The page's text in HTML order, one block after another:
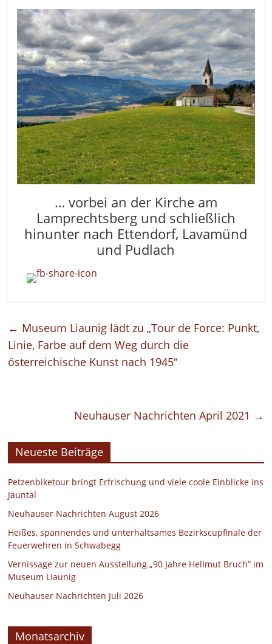
… vorbei an der Kirche am
Lamprechtsberg und schließlich
hinunter nach Ettendorf, Lavamünd
und Pudlach
← Museum Liaunig lädt zu „Tour de Force: Punkt,
Linie, Farbe auf dem Weg durch die
österreichische Kunst nach 1945“
Neuhauser Nachrichten April 2021 →
Neueste Beiträge
Petzenbiketour bringt Erfrischung und viele coole Einblicke ins
Jauntal
Neuhauser Nachrichten August 2026
Heißes, spannendes und unterhaltsames Bezirkscupfinale der
Feuerwehren in Schwabegg
Vernissage zur neuen Ausstellung „90 Jahre Hellmut Bruch“ im
Museum Liaunig
Neuhauser Nachrichten Juli 2026
Monatsarchiv